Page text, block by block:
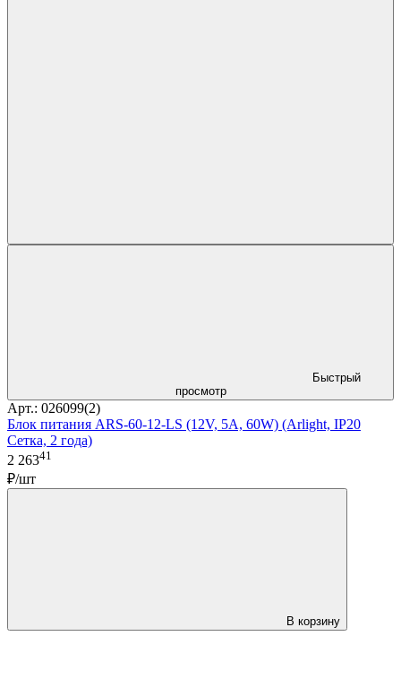
Быстрый
просмотр
Арт.: 026099(2)
Блок питания ARS-60-12-LS (12V, 5A, 60W) (Arlight, IP20
Сетка, 2 года)
2 26341
₽/шт
В корзину